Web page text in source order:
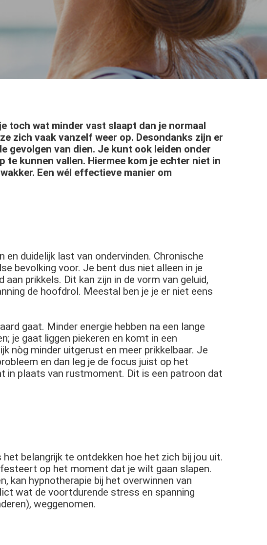
toch wat minder vast slaapt dan je normaal
zich vaak vanzelf weer op. Desondanks zijn er
gevolgen van dien. Je kunt ook leiden onder
kunnen vallen. Hiermee kom je echter niet in
Een wél effectieve manier om
duidelijk last van ondervinden. Chronische
bevolking voor. Je bent dus niet alleen in je
prikkels. Dit kan zijn in de vorm van geluid,
de hoofdrol. Meestal ben je je er niet eens
gaat. Minder energie hebben na een lange
je gaat liggen piekeren en komt in een
nòg minder uitgerust en meer prikkelbaar. Je
en dan leg je de focus juist op het
in plaats van rustmoment. Dit is een patroon dat
belangrijk te ontdekken hoe het zich bij jou uit.
op het moment dat je wilt gaan slapen.
kan hypnotherapie bij het overwinnen van
wat de voortdurende stress en spanning
weggenomen.